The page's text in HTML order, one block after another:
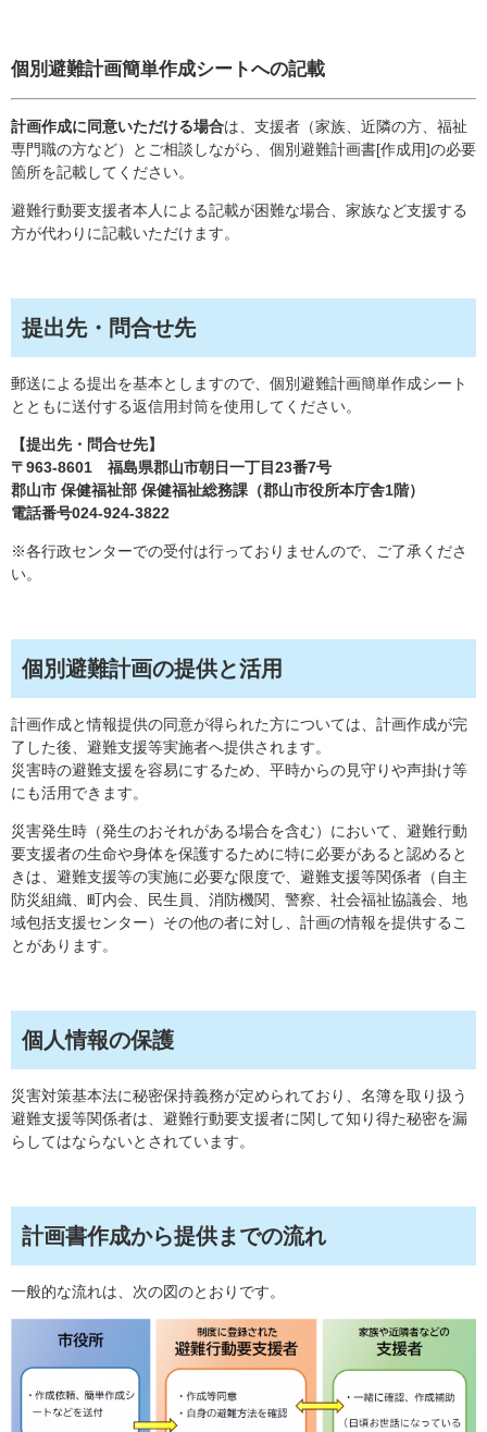
個別避難計画簡単作成シートへの記載
計画作成に同意いただける場合は、支援者（家族、近隣の方、福祉
専門職の方など）とご相談しながら、個別避難計画書[作成用]の必要
箇所を記載してください。
避難行動要支援者本人による記載が困難な場合、家族など支援する
方が代わりに記載いただけます。
提出先・問合せ先
郵送による提出を基本としますので、個別避難計画簡単作成シート
とともに送付する返信用封筒を使用してください。
【提出先・問合せ先​】
〒963-8601 福島県郡山市朝日一丁目23番7号
郡山市 保健福祉部 保健福祉総務課（郡山市役所本庁舎1階）
電話番号024-924-3822
※各行政センターでの受付は行っておりませんので、ご了承くださ
い。
個別避難計画の提供と活用
計画作成と情報提供の同意が得られた方については、計画作成が完
了した後、避難支援等実施者へ提供されます。
災害時の避難支援を容易にするため、平時からの見守りや声掛け等
にも活用できます。
災害発生時（発生のおそれがある場合を含む）において、避難行動
要支援者の生命や身体を保護するために特に必要があると認めると
きは、避難支援等の実施に必要な限度で、避難支援等関係者（自主
防災組織、町内会、民生員、消防機関、警察、社会福祉協議会、地
域包括支援センター）その他の者に対し、計画の情報を提供するこ
とがあります。
個人情報の保護
災害対策基本法に秘密保持義務が定められており、名簿を取り扱う
避難支援等関係者は、避難行動要支援者に関して知り得た秘密を漏
らしてはならないとされています。
計画書作成から提供までの流れ
一般的な流れは、次の図のとおりです。